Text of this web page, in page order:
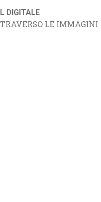
DIGITALE
LE IMMAGINI